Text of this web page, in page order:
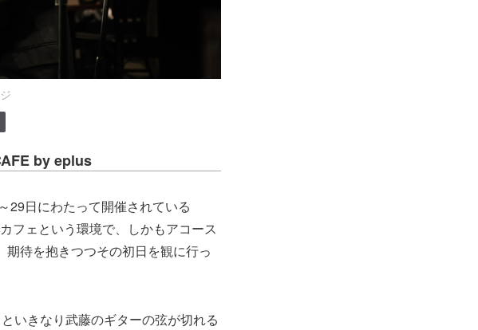
by eplus
29日にわたって開催されている
フェという環境で、しかもアコース
待を抱きつつその初日を観に行っ
いきなり武藤のギターの弦が切れる